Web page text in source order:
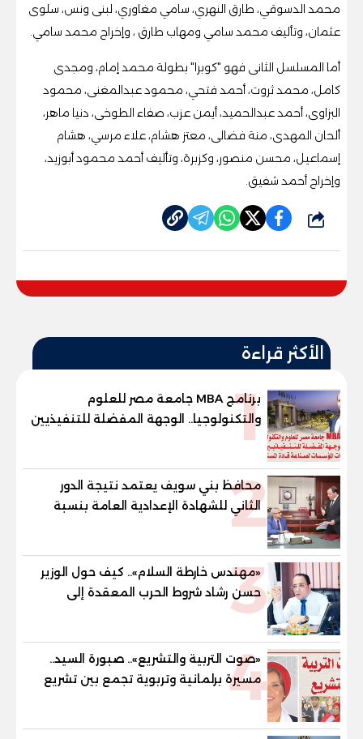
محمد الدسوقي، طارق النهري، سامي مغاوري، لبنى ونس، سلوى
عثمان، وتأليف محمد سامي ومهاب طارق ، وإخراج محمد سامي.
أما المسلسل الثانى فهو "كوبرا" بطولة محمد إمام، ومجدى
كامل، محمد ثروت، أحمد فتحي، محمود عبدالمغنى، محمود
البزاوى، أحمد عبدالحميد، أيمن عزب، صفاء الطوخى، دنيا ماهر،
ألحان المهدى، منة فضالى، معتز هشام، علاء مرسي، هشام
إسماعيل، محسن منصور، وكزبرة، وتأليف أحمد محمود أبوزيد،
وإخراج أحمد شفيق.
شارك
الأكثر قراءة
1
برنامج MBA جامعة مصر للعلوم
والتكنولوجيا.. الوجهة المفضلة للتنفيذيين
وقيادات المؤسسات لصناعة قادة
2
محافظ بني سويف يعتمد نتيجة الدور
الثاني للشهادة الإعدادية العامة بنسبة
والنور للمكفوفين
3
«مهندس خارطة السلام».. كيف حول الوزير
حسن رشاد شروط الحرب المعقدة إلى
"خارطة طريق" للانسحاب والإعمار؟
4
«صوت التربية والتشريع».. صبورة السيد..
مسيرة برلمانية وتربوية تجمع بين تشريع
القوانين وصناعة الأجيال لبناء الإنسان